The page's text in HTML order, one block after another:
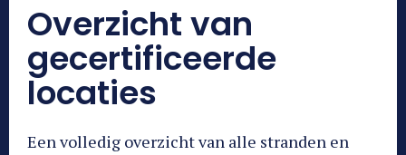
Overzicht van
gecertificeerde
locaties
Een volledig overzicht van alle stranden en